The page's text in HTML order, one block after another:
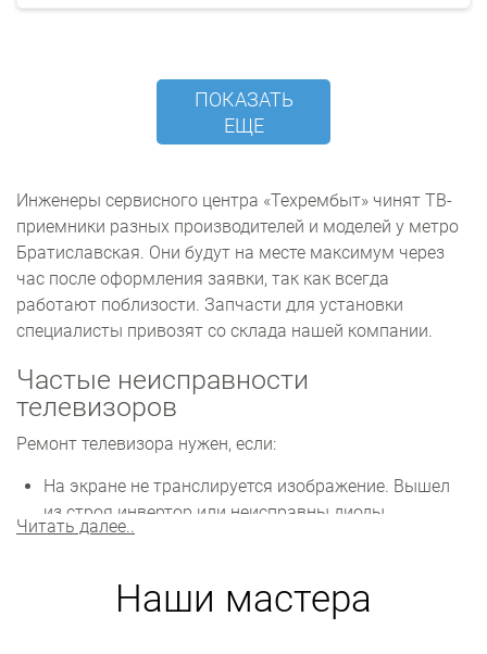
ПОКАЗАТЬ
ЕЩЕ
Инженеры сервисного центра «Техрембыт» чинят ТВ-
приемники разных производителей и моделей у метро
Братиславская. Они будут на месте максимум через
час после оформления заявки, так как всегда
работают поблизости. Запчасти для установки
специалисты привозят со склада нашей компании.
Частые неисправности
телевизоров
Ремонт телевизора нужен, если:
На экране не транслируется изображение. Вышел
из строя инвертор или неисправны диоды
подсветки. Детали нужно заменить.
Возможны проблемы с программным
обеспечением. Необходимо переустанавливать или
Читать далее..
Наши мастера